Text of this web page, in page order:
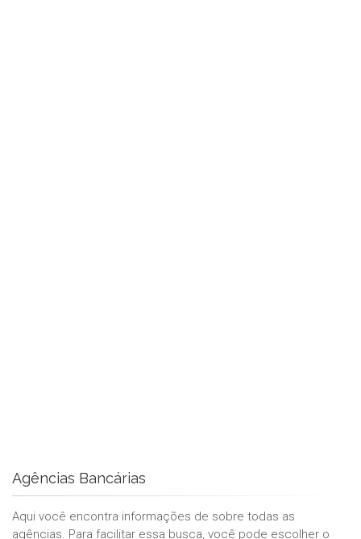
Agências Bancárias
Aqui você encontra informações de sobre todas as
agências. Para facilitar essa busca, você pode escolher o